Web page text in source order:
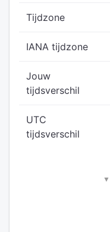
Tijdzone
IANA tijdzone
Jouw
tijdsverschil
UTC
tijdsverschil
▼